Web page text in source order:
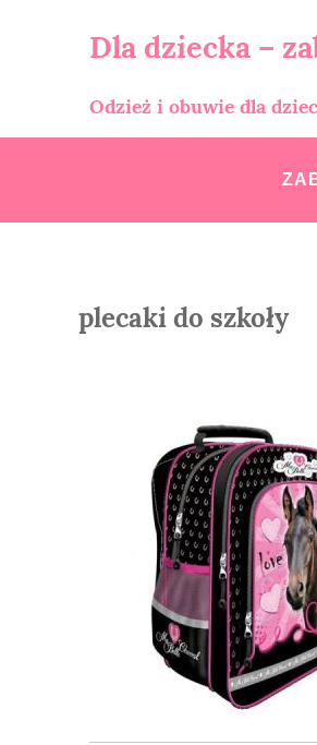
Dla dziecka –
Odzież i obuwie dla
plecaki do szkoły